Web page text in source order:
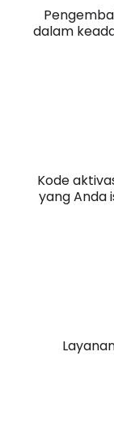
dalam
Kode
yang Anda